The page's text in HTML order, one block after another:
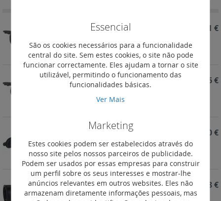
Ficha tripla Fêmea: 3 x 2P+T - 16 A - borracha -
Preto - IP 44 com tampas e fich
85,11 €
REF. 051366
Ficha tripla Fêmea: 3 x 2P+T - 16 A - borracha -
Preto - IP 44 com tampas
84,26 €
REF. 050344
Ficha Fêmea 2P+T - 16 A - borracha - Preta - IP 44
com tampa e cerra-cabos
13,10 €
REF. 050343 6,48 €
Essencial
São os cookies necessários para a funcionalidade
central do site. Sem estes cookies, o site não pode
funcionar correctamente. Eles ajudam a tornar o site
utilizável, permitindo o funcionamento das
funcionalidades básicas.
Ver Mais
Marketing
Estes cookies podem ser estabelecidos através do
nosso site pelos nossos parceiros de publicidade.
Podem ser usados por essas empresas para construir
um perfil sobre os seus interesses e mostrar-lhe
anúncios relevantes em outros websites. Eles não
armazenam diretamente informações pessoais, mas